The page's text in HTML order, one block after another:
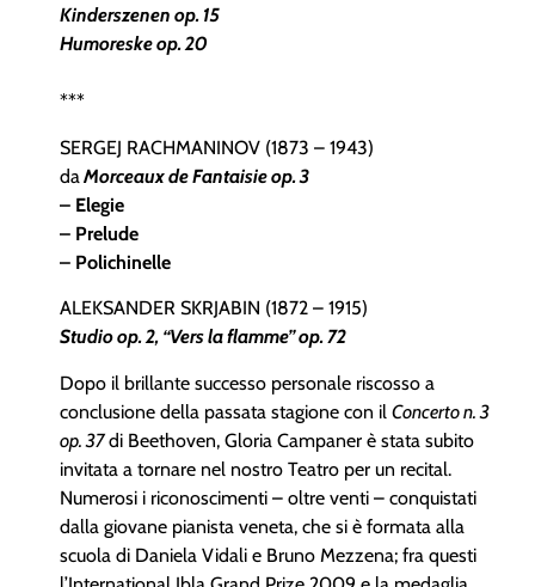
Kinderszenen op. 15
Humoreske op. 20
***
SERGEJ RACHMANINOV (1873 – 1943)
da Morceaux de Fantaisie op. 3
– Elegie
– Prelude
– Polichinelle
ALEKSANDER SKRJABIN (1872 – 1915)
Studio op. 2, “Vers la flamme” op. 72
Dopo il brillante successo personale riscosso a
conclusione della passata stagione con il Concerto n. 3
op. 37di Beethoven, Gloria Campaner è stata subito
invitata a tornare nel nostro Teatro per un recital.
Numerosi i riconoscimenti – oltre venti – conquistati
dalla giovane pianista veneta, che si è formata alla
scuola di Daniela Vidali e Bruno Mezzena; fra questi